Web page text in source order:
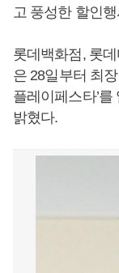
고 풍성한 할인
롯데백화점, 롯
은 28일부터 최
플레이페스타’
밝혔다.